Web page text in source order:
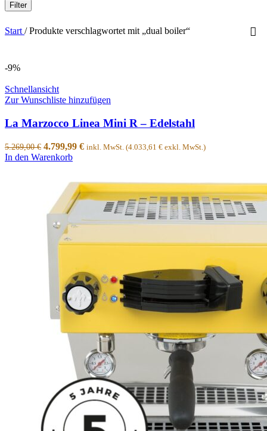
Filter
Start / Produkte verschlagwortet mit „dual boiler“
-9%
Schnellansicht
Zur Wunschliste hinzufügen
La Marzocco Linea Mini R – Edelstahl
5.269,00€ 4.799,99 € inkl. MwSt. (4.033,61 € exkl. MwSt.)
In den Warenkorb